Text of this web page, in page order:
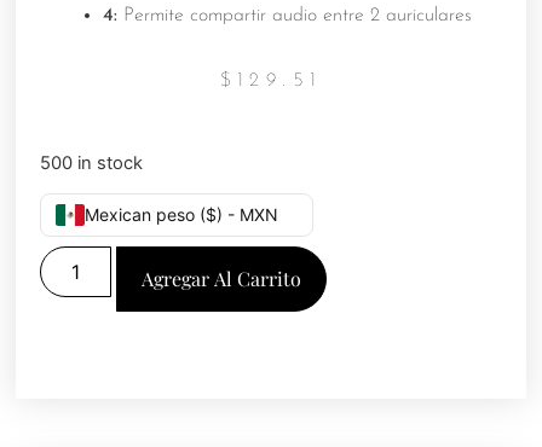
4: Permite compartir audio entre 2 auriculares
$ 129.51
500 in stock
Mexican peso ($) - MXN
Agregar Al Carrito